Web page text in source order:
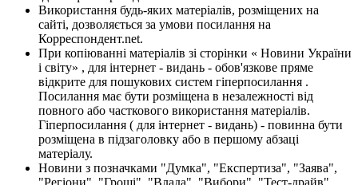
Використання будь-яких матеріалів, розміщених на
сайті, дозволяється за умови посилання на
Корреспондент.net.
При копіюванні матеріалів зі сторінки « Новини України
і світу» , для інтернет - видань - обов'язкове пряме
відкрите для пошукових систем гіперпосилання .
Посилання має бути розміщена в незалежності від
повного або часткового використання матеріалів.
Гіперпосилання ( для інтернет - видань) - повинна бути
розміщена в підзаголовку або в першому абзаці
матеріалу.
Новини з позначками "Думка", "Експертиза", "Заява",